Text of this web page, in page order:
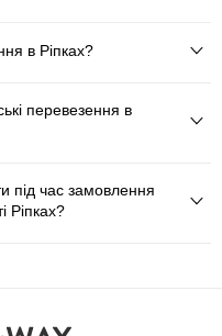
в Ріпках?
перевезення в
під час замовлення
Ріпках?